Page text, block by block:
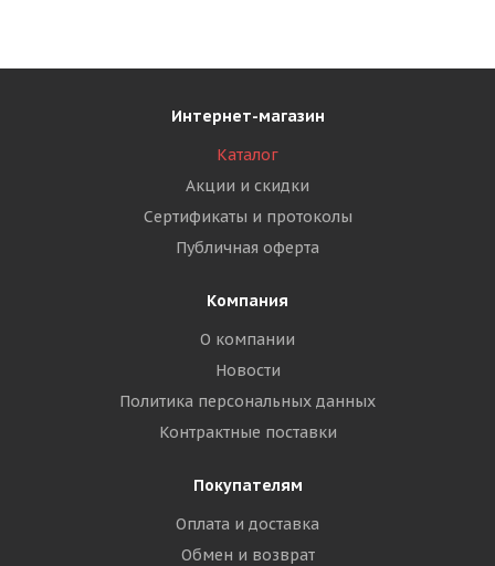
Интернет-магазин
Каталог
Акции и скидки
Сертификаты и протоколы
Публичная оферта
Компания
О компании
Новости
Политика персональных данных
Контрактные поставки
Покупателям
Оплата и доставка
Обмен и возврат